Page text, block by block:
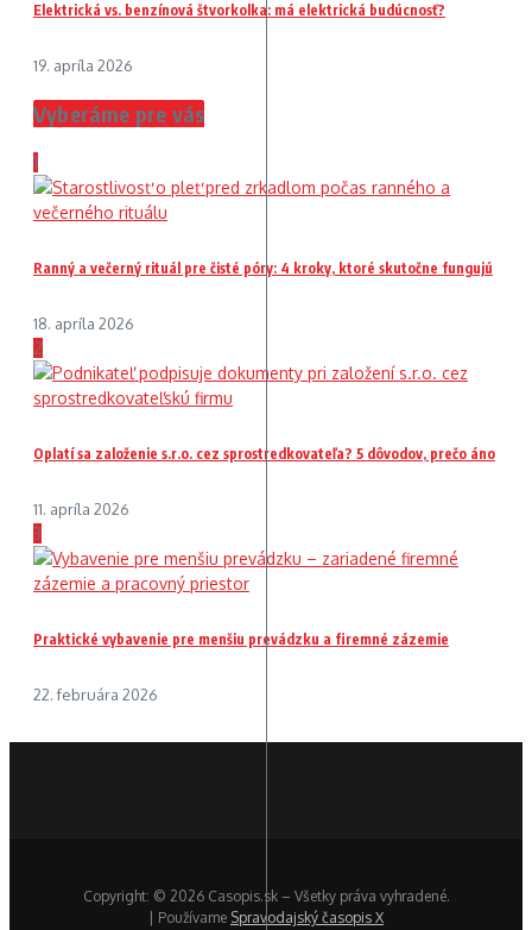
Elektrická vs. benzínová štvorkolka: má elektrická budúcnosť?
19. apríla 2026
Vyberáme pre vás
1
Ranný a večerný rituál pre čisté póry: 4 kroky, ktoré skutočne fungujú
18. apríla 2026
2
Oplatí sa založenie s.r.o. cez sprostredkovateľa? 5 dôvodov, prečo áno
11. apríla 2026
3
Praktické vybavenie pre menšiu prevádzku a firemné zázemie
22. februára 2026
Copyright: © 2026 Casopis.sk – Všetky práva vyhradené.
| Používame Spravodajský časopis X